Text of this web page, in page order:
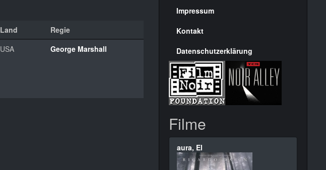
Land Regie
USA George Marshall
Seite
Impressum
Kontakt
Datenschutzerklärung
Filme
aura, El